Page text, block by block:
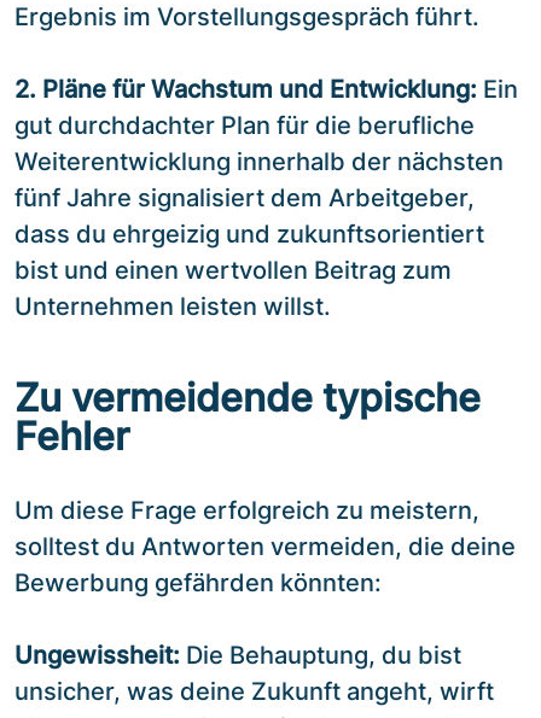
Ergebnis im Vorstellungsgespräch führt.
2. Pläne für Wachstum und Entwicklung: Ein
gut durchdachter Plan für die berufliche
Weiterentwicklung innerhalb der nächsten
fünf Jahre signalisiert dem Arbeitgeber,
dass du ehrgeizig und zukunftsorientiert
bist und einen wertvollen Beitrag zum
Unternehmen leisten willst.
Zu vermeidende typische
Fehler
Um diese Frage erfolgreich zu meistern,
solltest du Antworten vermeiden, die deine
Bewerbung gefährden könnten:
Ungewissheit: Die Behauptung, du bist
unsicher, was deine Zukunft angeht, wirft